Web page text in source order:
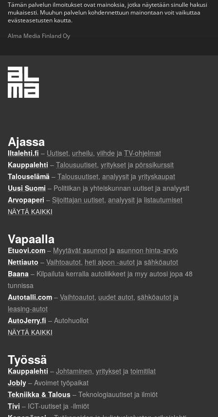
Tämän palvelun ilmoitukset ovat mainoksia, jotka näytetään sinulle hakusi
mukaisesti. Muuhun palvelun kohdennettuun mainontaan voit vaikuttaa
evästeasetusten kautta.
Alma Media Finland Oy